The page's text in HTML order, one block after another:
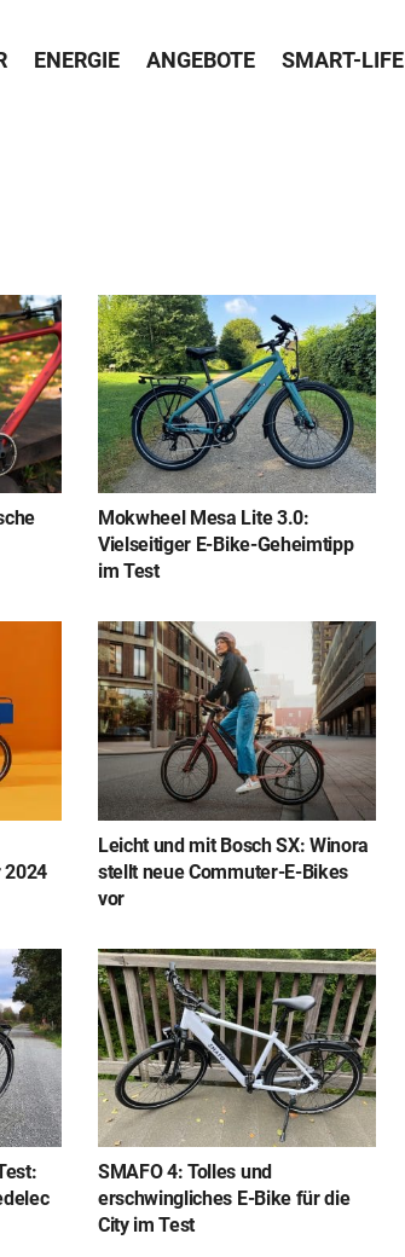
ENERGIE ANGEBOTE SMART-LIFE
Mokwheel Mesa Lite 3.0:
Vielseitiger E-Bike-Geheimtipp
im Test
2024
Leicht und mit Bosch SX: Winora
stellt neue Commuter-E-Bikes
vor
SMAFO 4: Tolles und
erschwingliches E-Bike für die
City im Test